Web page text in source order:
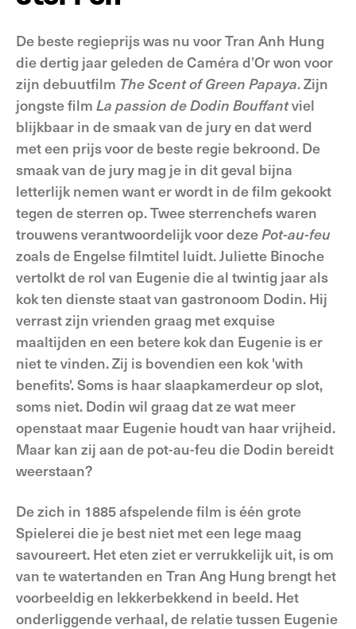
De beste regieprijs was nu voor Tran Anh Hung
die dertig jaar geleden de Caméra d’Or won voor
zijn debuutfilm TheScent of Green Papaya. Zijn
jongste film La passion de Dodin Bouffantviel
blijkbaar in de smaak van de jury en dat werd
met een prijs voor de beste regie bekroond. De
smaak van de jury mag je in dit geval bijna
letterlijk nemen want er wordt in de film gekookt
tegen de sterren op. Twee sterrenchefs waren
trouwens verantwoordelijk voor dezePot-au-feu
zoals de Engelse filmtitel luidt. Juliette Binoche
vertolkt de rol van Eugenie die al twintig jaar als
kok ten dienste staat van gastronoom Dodin. Hij
verrast zijn vrienden graag met exquise
maaltijden en een betere kok dan Eugenie is er
niet te vinden. Zij is bovendien een kok 'with
benefits'. Soms is haar slaapkamerdeur op slot,
soms niet. Dodin wil graag dat ze wat meer
openstaat maar Eugenie houdt van haar vrijheid.
Maar kan zij aan de pot-au-feu die Dodin bereidt
weerstaan?
De zich in 1885 afspelende film is één grote
Spielerei die je best niet met een lege maag
savoureert. Het eten ziet er verrukkelijk uit, is om
van te watertanden en Tran Ang Hung brengt het
voorbeeldig en lekkerbekkend in beeld. Het
onderliggende verhaal, de relatie tussen Eugenie